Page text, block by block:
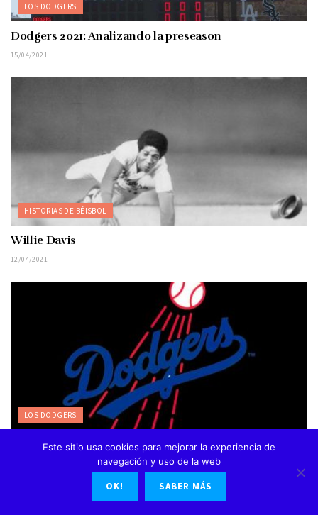
LOS DODGERS
Dodgers 2021: Analizando la preseason
15/04/2021
HISTORIAS DE BÉISBOL
Willie Davis
12/04/2021
LOS DODGERS
Los Angeles Dodgers 2021
Este sitio usa cookies para mejorar la experiencia de
navegación y uso de la web
OK! SABER MÁS